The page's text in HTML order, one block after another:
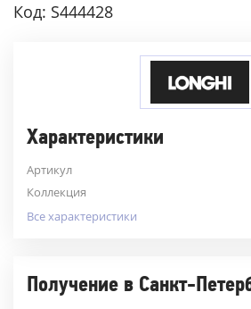
Код: S444428
Характеристики
Артикул
Коллекция
Все характеристики
Получение в Санкт-